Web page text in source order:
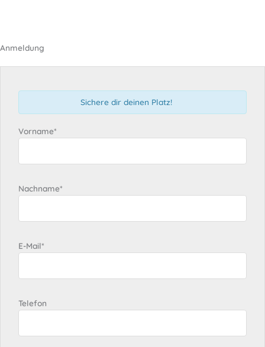
Anmeldung
Sichere dir deinen Platz!
Vorname*
Nachname*
E-Mail*
Telefon